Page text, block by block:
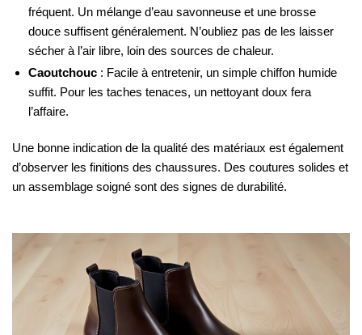
fréquent. Un mélange d’eau savonneuse et une brosse
douce suffisent généralement. N’oubliez pas de les laisser
sécher à l’air libre, loin des sources de chaleur.
Caoutchouc : Facile à entretenir, un simple chiffon humide
suffit. Pour les taches tenaces, un nettoyant doux fera
l’affaire.
Une bonne indication de la qualité des matériaux est également
d’observer les finitions des chaussures. Des coutures solides et
un assemblage soigné sont des signes de durabilité.